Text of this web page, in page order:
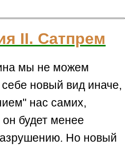
II. Сатпрем
мы не можем
себе новый вид иначе,
нас самих,
он будет менее
Но новый